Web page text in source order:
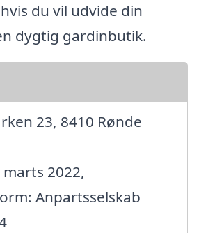
du vil udvide din
dygtig gardinbutik.
23, 8410 Rønde
2022,
Anpartsselskab